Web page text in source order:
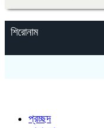
শিরোনাম
প্রচ্ছদ